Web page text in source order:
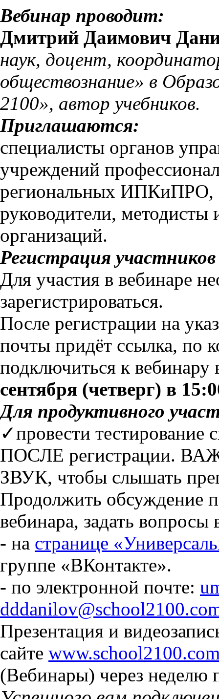
Вебинар проводит:
Дмитрий Даимович
наук, доцент,
обществознание» в
2100», автор учебников.
Приглашаются:
специалисты органов
учреждений
региональных ИПКиПРО,
руководители, методисты
организаций.
Регистрация
Для участия в вебинаре
зарегистрироваться.
После регистрации на
почты придёт ссылка, по
подключиться к вебинару
сентября (четверг) в
Для продуктивного
✓провести тестирование
ПОСЛЕ регистрации.
ЗВУК, чтобы слышать
Продолжить обсуждение
вебинара, задать
- на странице
группе «ВКонтакте».
- по электронной почте:
Презентация и
сайте
(Вебинары) через неделю